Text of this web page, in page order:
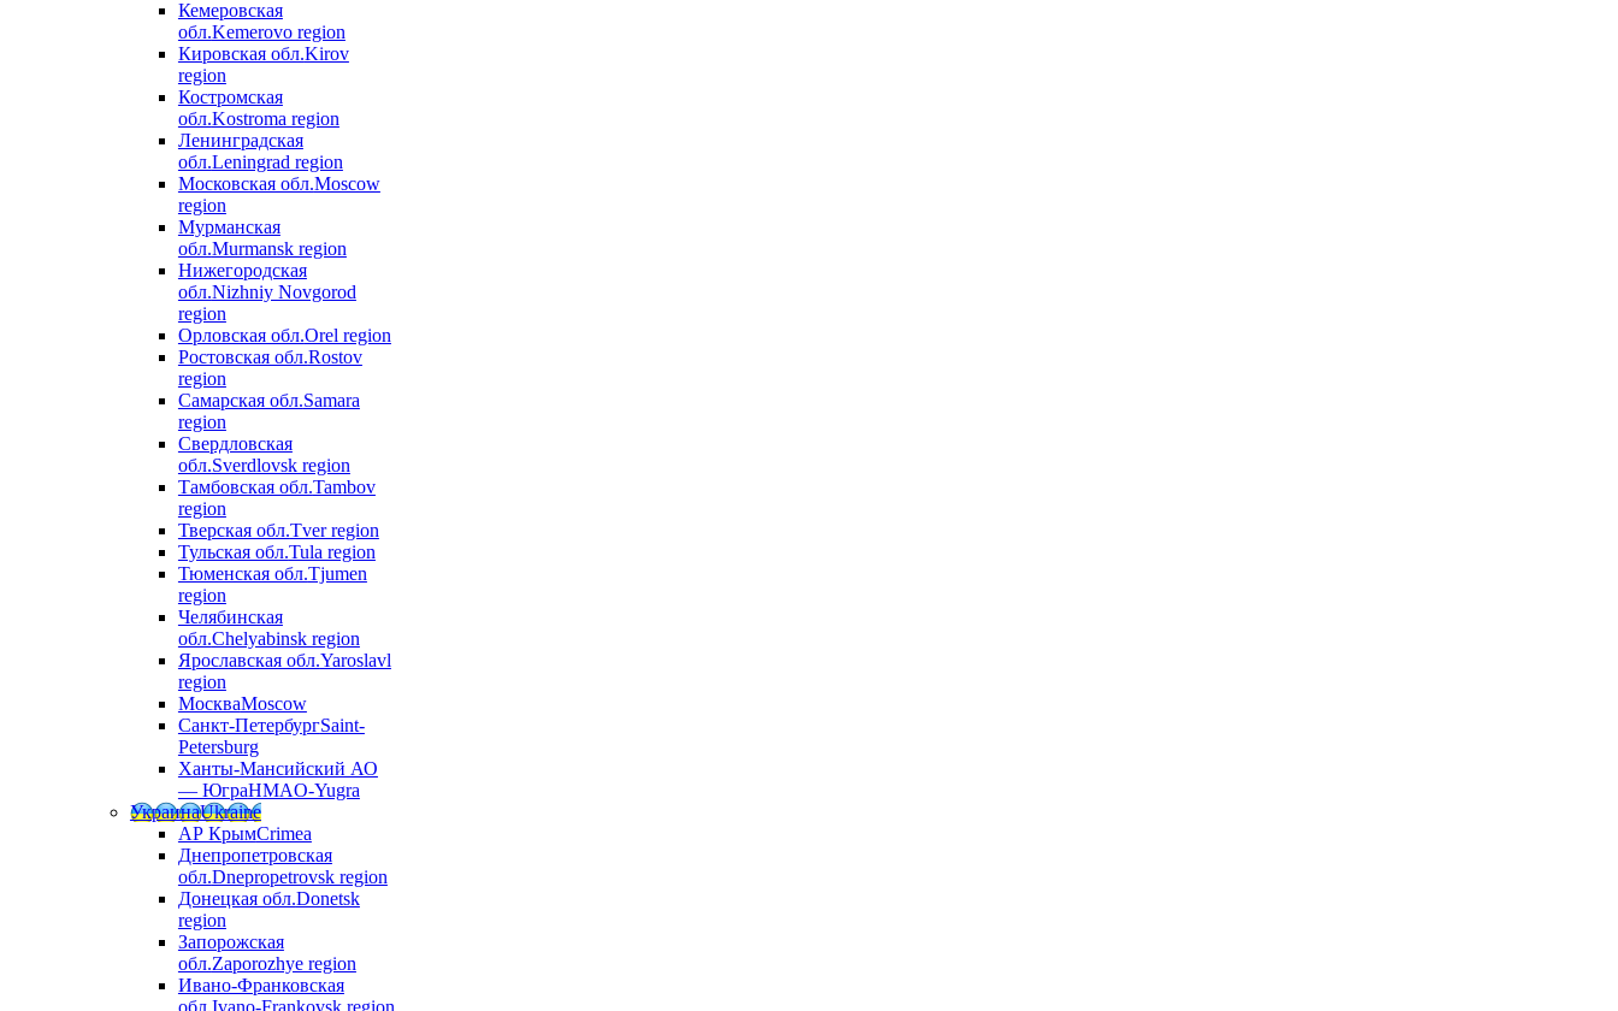
Кемеровская
обл.Kemerovo region
Кировская обл.Kirov
region
Костромская
обл.Kostroma region
Ленинградская
обл.Leningrad region
Московская обл.Moscow
region
Мурманская
обл.Murmansk region
Нижегородская
обл.Nizhniy Novgorod
region
Орловская обл.Orel region
Ростовская обл.Rostov
region
Самарская обл.Samara
region
Свердловская
обл.Sverdlovsk region
Тамбовская обл.Tambov
region
Тверская обл.Tver region
Тульская обл.Tula region
Тюменская обл.Tjumen
region
Челябинская
обл.Chelyabinsk region
Ярославская обл.Yaroslavl
region
МоскваMoscow
Санкт-ПетербургSaint-
Petersburg
Ханты-Мансийский АО
— ЮграHMAO-Yugra
УкраинаUkraine
АР КрымCrimea
Днепропетровская
обл.Dnepropetrovsk region
Донецкая обл.Donetsk
region
Запорожская
обл.Zaporozhye region
Ивано-Франковская
обл.Ivano-Frankovsk region